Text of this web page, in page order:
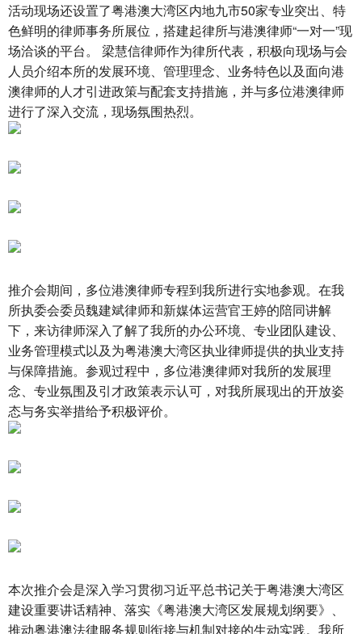
活动现场还设置了粤港澳大湾区内地九市50家专业突出、特
色鲜明的律师事务所展位，搭建起律所与港澳律师“一对一”现
场洽谈的平台。 梁慧信律师作为律所代表，积极向现场与会
人员介绍本所的发展环境、管理理念、业务特色以及面向港
澳律师的人才引进政策与配套支持措施，并与多位港澳律师
进行了深入交流，现场氛围热烈。
推介会期间，多位港澳律师专程到我所进行实地参观。在我
所执委会委员魏建斌律师和新媒体运营官王婷的陪同讲解
下，来访律师深入了解了我所的办公环境、专业团队建设、
业务管理模式以及为粤港澳大湾区执业律师提供的执业支持
与保障措施。参观过程中，多位港澳律师对我所的发展理
念、专业氛围及引才政策表示认可，对我所展现出的开放姿
态与务实举措给予积极评价。
本次推介会是深入学习贯彻习近平总书记关于粤港澳大湾区
建设重要讲话精神、落实《粤港澳大湾区发展规划纲要》、
推动粤港澳法律服务规则衔接与机制对接的生动实践。我所